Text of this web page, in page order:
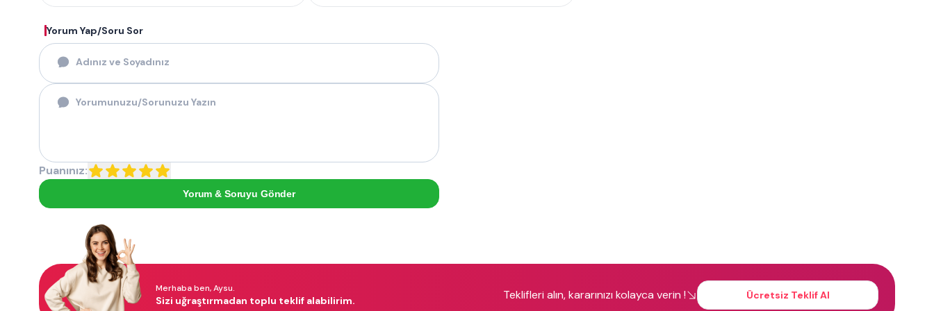
Yorum Yap/Soru Sor
Puanınız:
Yorum & Soruyu Gönder
Merhaba ben, Aysu.
Sizi uğraştırmadan toplu teklif alabilirim. Teklifleri alın, kararınızı kolayca verin ! Ücretsiz Teklif Al